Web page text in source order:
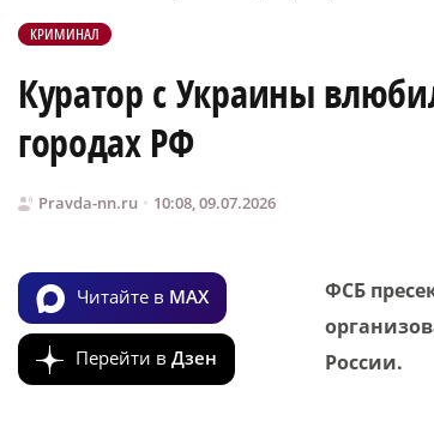
КРИМИНАЛ
Куратор с Украины
городах РФ
Pravda-nn.ru 10:08, 09.07.2026
Читайте в MAX
Перейти в Дзен
ФСБ
России.